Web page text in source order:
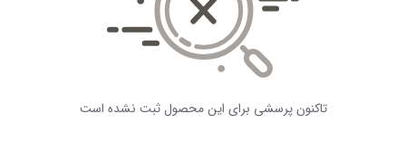
تاکنون پرسشی برای این محصول ثبت نشده است